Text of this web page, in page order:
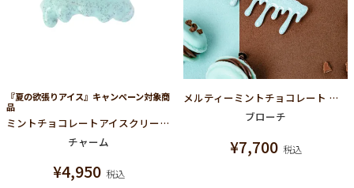
『夏の欲張りアイス』キャンペーン対象商
品
ミントチョコレートアイスクリーム チャーム
チャーム
¥4,950 税込
メルティーミントチョコレート ブローチ
ブローチ
¥7,700 税込